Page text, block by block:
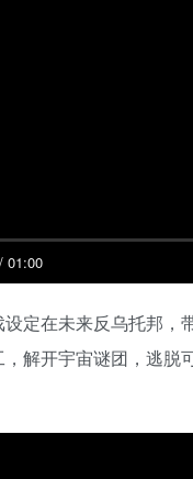
/ 01:00
定在未来反乌托邦
解开宇宙谜团，逃